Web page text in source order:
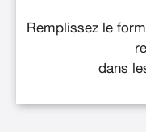
Remplissez le
dans